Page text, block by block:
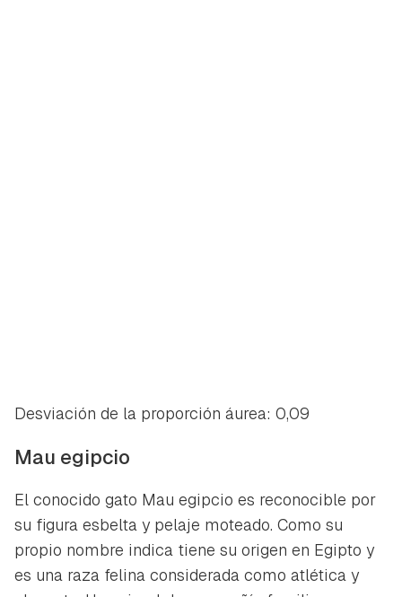
Desviación de la proporción áurea: 0,09
Mau egipcio
El conocido gato Mau egipcio es reconocible por
su figura esbelta y pelaje moteado. Como su
propio nombre indica tiene su origen en Egipto y
es una raza felina considerada como atlética y